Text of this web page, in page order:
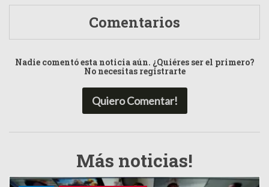
Comentarios
Nadie comentó esta noticia aún. ¿Quiéres ser el primero?
No necesitas registrarte
Quiero Comentar!
Más noticias!